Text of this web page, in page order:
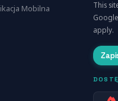
Mobilna
This
Google
apply.